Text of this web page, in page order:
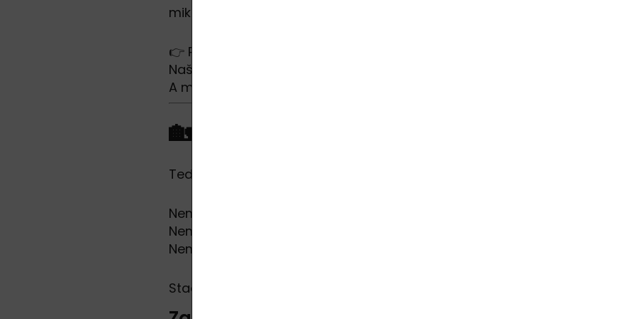
mikrobiomu pokožky i imunity.
👉 Přirovnání:
Naše tělo je jako software, který byl vytvořen pro „přírodní operační
A my ho dnes nutíme běžet v prostředí, pro které nebyl navržen.
🏡 Malá zahrada, velká změna
Teď přijde dobrá zpráva.
Nemusíte mít zahradu.
Nemusíte mít zkušenosti.
Nemusíte mít čas.
Stačí opravdu málo.